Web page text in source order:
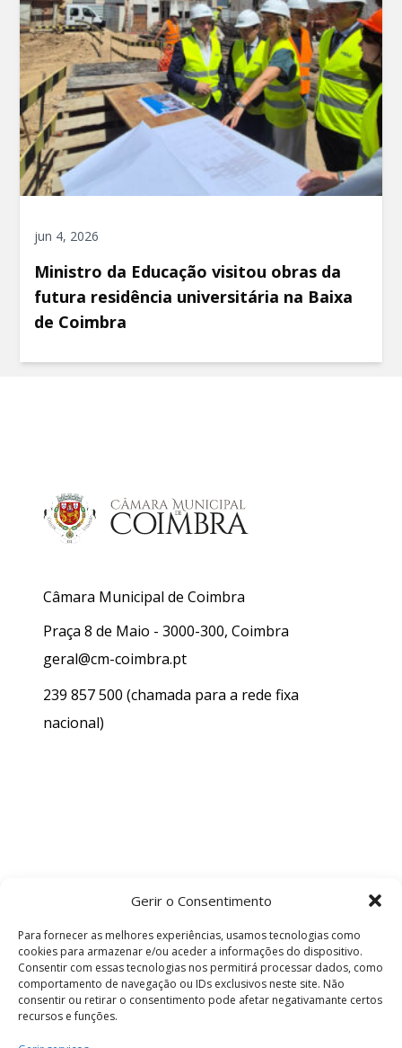
Gerir o Consentimento
Para fornecer as melhores experiências, usamos tecnologias como
cookies para armazenar e/ou aceder a informações do dispositivo.
Consentir com essas tecnologias nos permitirá processar dados, como
comportamento de navegação ou IDs exclusivos neste site. Não
consentir ou retirar o consentimento pode afetar negativamante certos
recursos e funções.
jun 4, 2026
Ministro da Educação visitou obras da
futura residência universitária na Baixa
de Coimbra
Câmara Municipal de Coimbra
Praça 8 de Maio - 3000-300, Coimbra
geral@cm-coimbra.pt
239 857 500 (chamada para a rede fixa
nacional)